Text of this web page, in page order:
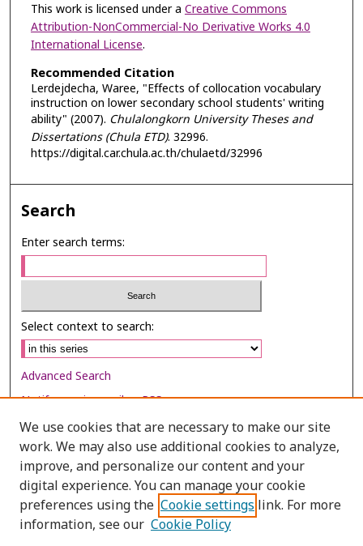
This work is licensed under a Creative Commons
Attribution-NonCommercial-No Derivative Works 4.0
International License.
Recommended Citation
Lerdejdecha, Waree, "Effects of collocation vocabulary
instruction on lower secondary school students' writing
ability" (2007). Chulalongkorn University Theses and
Dissertations (Chula ETD). 32996.
https://digital.car.chula.ac.th/chulaetd/32996
Search
Enter search terms:
Select context to search:
Advanced Search
Notify me via email orRSS
Browse
Collections
Disciplines
Authors
We use cookies that are necessary to make our site
work. We may also use additional cookies to analyze,
improve, and personalize our content and your
digital experience. You can manage your cookie
preferences using the Cookie settings link. For more
information, see our Cookie Policy